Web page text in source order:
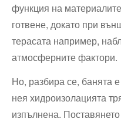
функция на
готвене, докато при
⁤терасата например,
атмосферните фактори.
Но, разбира се, банята
нея хидроизолацията
изпълнена.